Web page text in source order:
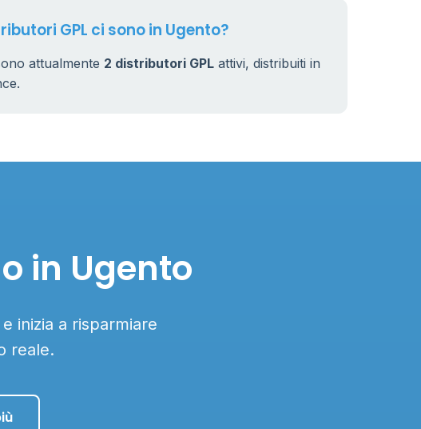
GPL ci sono in Ugento?
attualmente 2 distributori GPL attivi, distribuiti in
in Ugento
inizia a risparmiare
reale.